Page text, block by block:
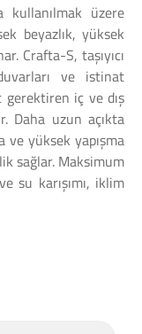
üzere
beyazlık, yüksek
Crafta-S, taşıyıcı
ve istinat
iç ve dış
Daha uzun açıkta
yüksek yapışma
sağlar. Maksimum
su karışımı, iklim